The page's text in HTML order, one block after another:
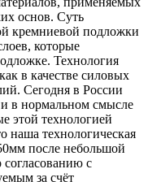
основ. Суть
кремниевой подложки
которые
Технология
в качестве силовых
Сегодня в России
в нормальном смысле
этой технологией
наша технологическая
после небольшой
с
за счёт